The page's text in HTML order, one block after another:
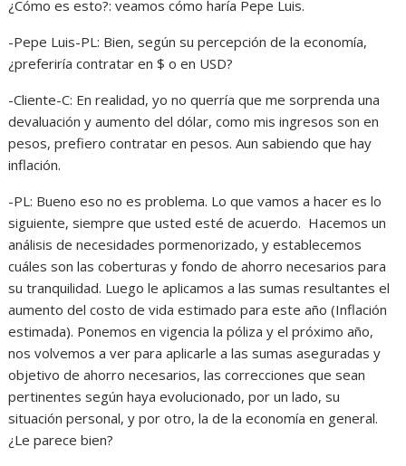
¿Cómo es esto?: veamos cómo haría Pepe Luis.
-Pepe Luis-PL: Bien, según su percepción de la economía,
¿preferiría contratar en $ o en USD?
-Cliente-C: En realidad, yo no querría que me sorprenda una
devaluación y aumento del dólar, como mis ingresos son en
pesos, prefiero contratar en pesos. Aun sabiendo que hay
inflación.
-PL: Bueno eso no es problema. Lo que vamos a hacer es lo
siguiente, siempre que usted esté de acuerdo. Hacemos un
análisis de necesidades pormenorizado, y establecemos
cuáles son las coberturas y fondo de ahorro necesarios para
su tranquilidad. Luego le aplicamos a las sumas resultantes el
aumento del costo de vida estimado para este año (Inflación
estimada). Ponemos en vigencia la póliza y el próximo año,
nos volvemos a ver para aplicarle a las sumas aseguradas y
objetivo de ahorro necesarios, las correcciones que sean
pertinentes según haya evolucionado, por un lado, su
situación personal, y por otro, la de la economía en general.
¿Le parece bien?